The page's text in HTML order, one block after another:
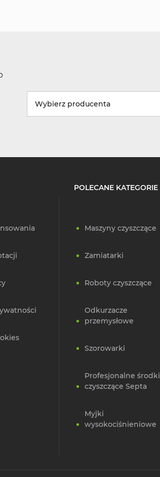
Wybierz producenta
POLECANE KATEGORIE
Maszyny czyszczące
Zamiatarki
Roboty czyszczące
Odkurzacze
przemysłowe
Szorowarki
Profesjonalne środki
czyszczące Septa
Myjki
wysokociśnieniowe